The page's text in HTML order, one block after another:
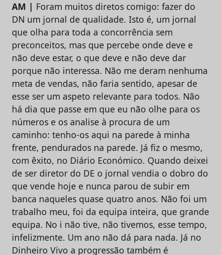
AM | Foram muitos diretos comigo: fazer do
DN um jornal de qualidade. Isto é, um jornal
que olha para toda a concorrência sem
preconceitos, mas que percebe onde deve e
não deve estar, o que deve e não deve dar
porque não interessa. Não me deram nenhuma
meta de vendas, não faria sentido, apesar de
esse ser um aspeto relevante para todos. Não
há dia que passe em que eu não olhe para os
números e os analise à procura de um
caminho: tenho-os aqui na parede à minha
frente, pendurados na parede. Já fiz o mesmo,
com êxito, no Diário Económico. Quando deixei
de ser diretor do DE o jornal vendia o dobro do
que vende hoje e nunca parou de subir em
banca naqueles quase quatro anos. Não foi um
trabalho meu, foi da equipa inteira, que grande
equipa. No i não tive, não tivemos, esse tempo,
infelizmente. Um ano não dá para nada. Já no
Dinheiro Vivo a progressão também é